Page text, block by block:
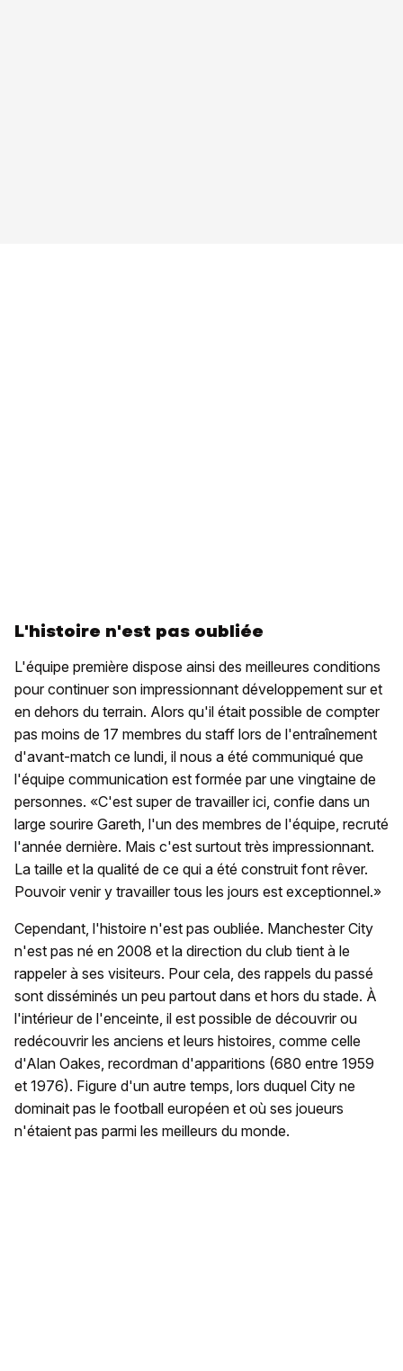
L'histoire n'est pas oubliée
L'équipe première dispose ainsi des meilleures conditions
pour continuer son impressionnant développement sur et
en dehors du terrain. Alors qu'il était possible de compter
pas moins de 17 membres du staff lors de l'entraînement
d'avant-match ce lundi, il nous a été communiqué que
l'équipe communication est formée par une vingtaine de
personnes. «C'est super de travailler ici, confie dans un
large sourire Gareth, l'un des membres de l'équipe, recruté
l'année dernière. Mais c'est surtout très impressionnant.
La taille et la qualité de ce qui a été construit font rêver.
Pouvoir venir y travailler tous les jours est exceptionnel.»
Cependant, l'histoire n'est pas oubliée. Manchester City
n'est pas né en 2008 et la direction du club tient à le
rappeler à ses visiteurs. Pour cela, des rappels du passé
sont disséminés un peu partout dans et hors du stade. À
l'intérieur de l'enceinte, il est possible de découvrir ou
redécouvrir les anciens et leurs histoires, comme celle
d'Alan Oakes, recordman d'apparitions (680 entre 1959
et 1976). Figure d'un autre temps, lors duquel City ne
dominait pas le football européen et où ses joueurs
n'étaient pas parmi les meilleurs du monde.